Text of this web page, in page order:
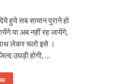
हुये सब सामान पुराने हो
या अब नहीं रह जायेंगे,
लेकर चलो इसे ।
उघड़ी होगी, …